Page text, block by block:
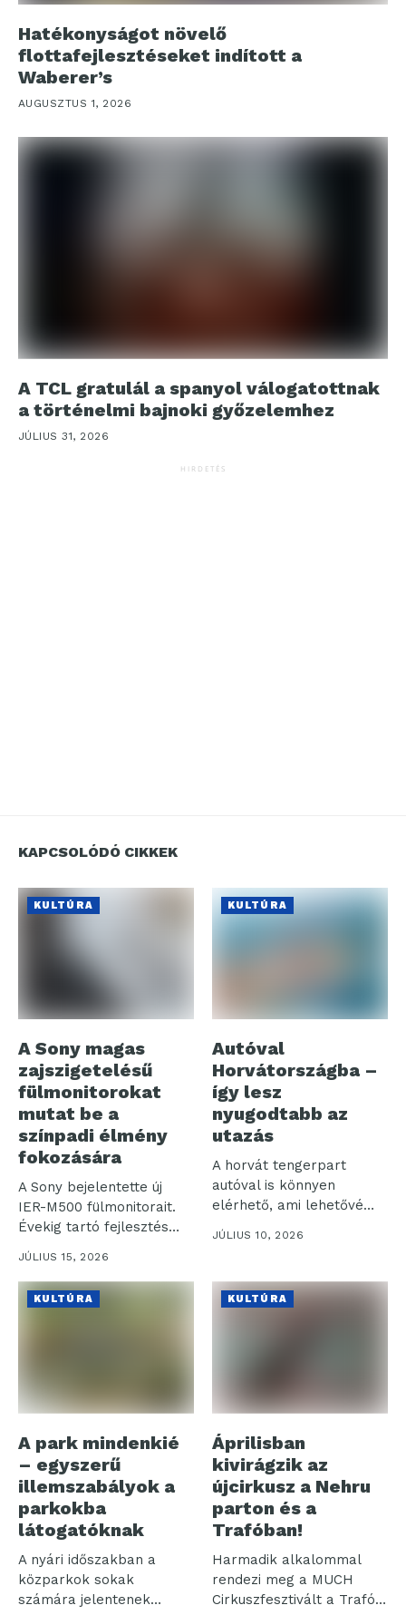
Hatékonyságot növelő
flottafejlesztéseket indított a
Waberer’s
AUGUSZTUS 1, 2026
A TCL gratulál a spanyol válogatottnak
a történelmi bajnoki győzelemhez
JÚLIUS 31, 2026
HIRDETÉS
KAPCSOLÓDÓ CIKKEK
KULTÚRA
A Sony magas
zajszigetelésű
fülmonitorokat
mutat be a
színpadi élmény
fokozására
A Sony bejelentette új
IER-M500 fülmonitorait.
Évekig tartó fejlesztés
eredményeként
kialakított,
professzionális...
JÚLIUS 15, 2026
KULTÚRA
Autóval
Horvátországba –
így lesz
nyugodtabb az
utazás
A horvát tengerpart
autóval is könnyen
elérhető, ami lehetővé
teszi, hogy saját...
JÚLIUS 10, 2026
KULTÚRA
A park mindenkié
– egyszerű
illemszabályok a
parkokba
látogatóknak
A nyári időszakban a
közparkok sokak
számára jelentenek
KULTÚRA
Áprilisban
kivirágzik az
újcirkusz a Nehru
parton és a
Trafóban!
Harmadik alkalommal
rendezi meg a MUCH
Cirkuszfesztivált a Trafó a